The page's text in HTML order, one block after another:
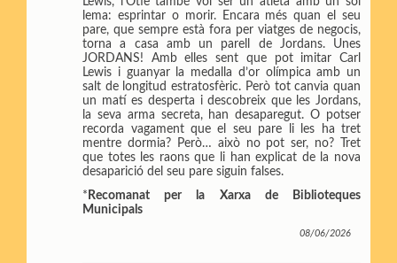
lema: esprintar o morir. Encara més quan el seu
pare, que sempre està fora per viatges de negocis,
torna a casa amb un parell de Jordans. Unes
JORDANS! Amb elles sent que pot imitar Carl
Lewis i guanyar la medalla d’or olímpica amb un
salt de longitud estratosfèric. Però tot canvia quan
un matí es desperta i descobreix que les Jordans,
la seva arma secreta, han desaparegut. O potser
recorda vagament que el seu pare li les ha tret
mentre dormia? Però… això no pot ser, no? Tret
que totes les raons que li han explicat de la nova
desaparició del seu pare siguin falses.
* Recomanat per la Xarxa de Biblioteques
Municipals
08/06/2026